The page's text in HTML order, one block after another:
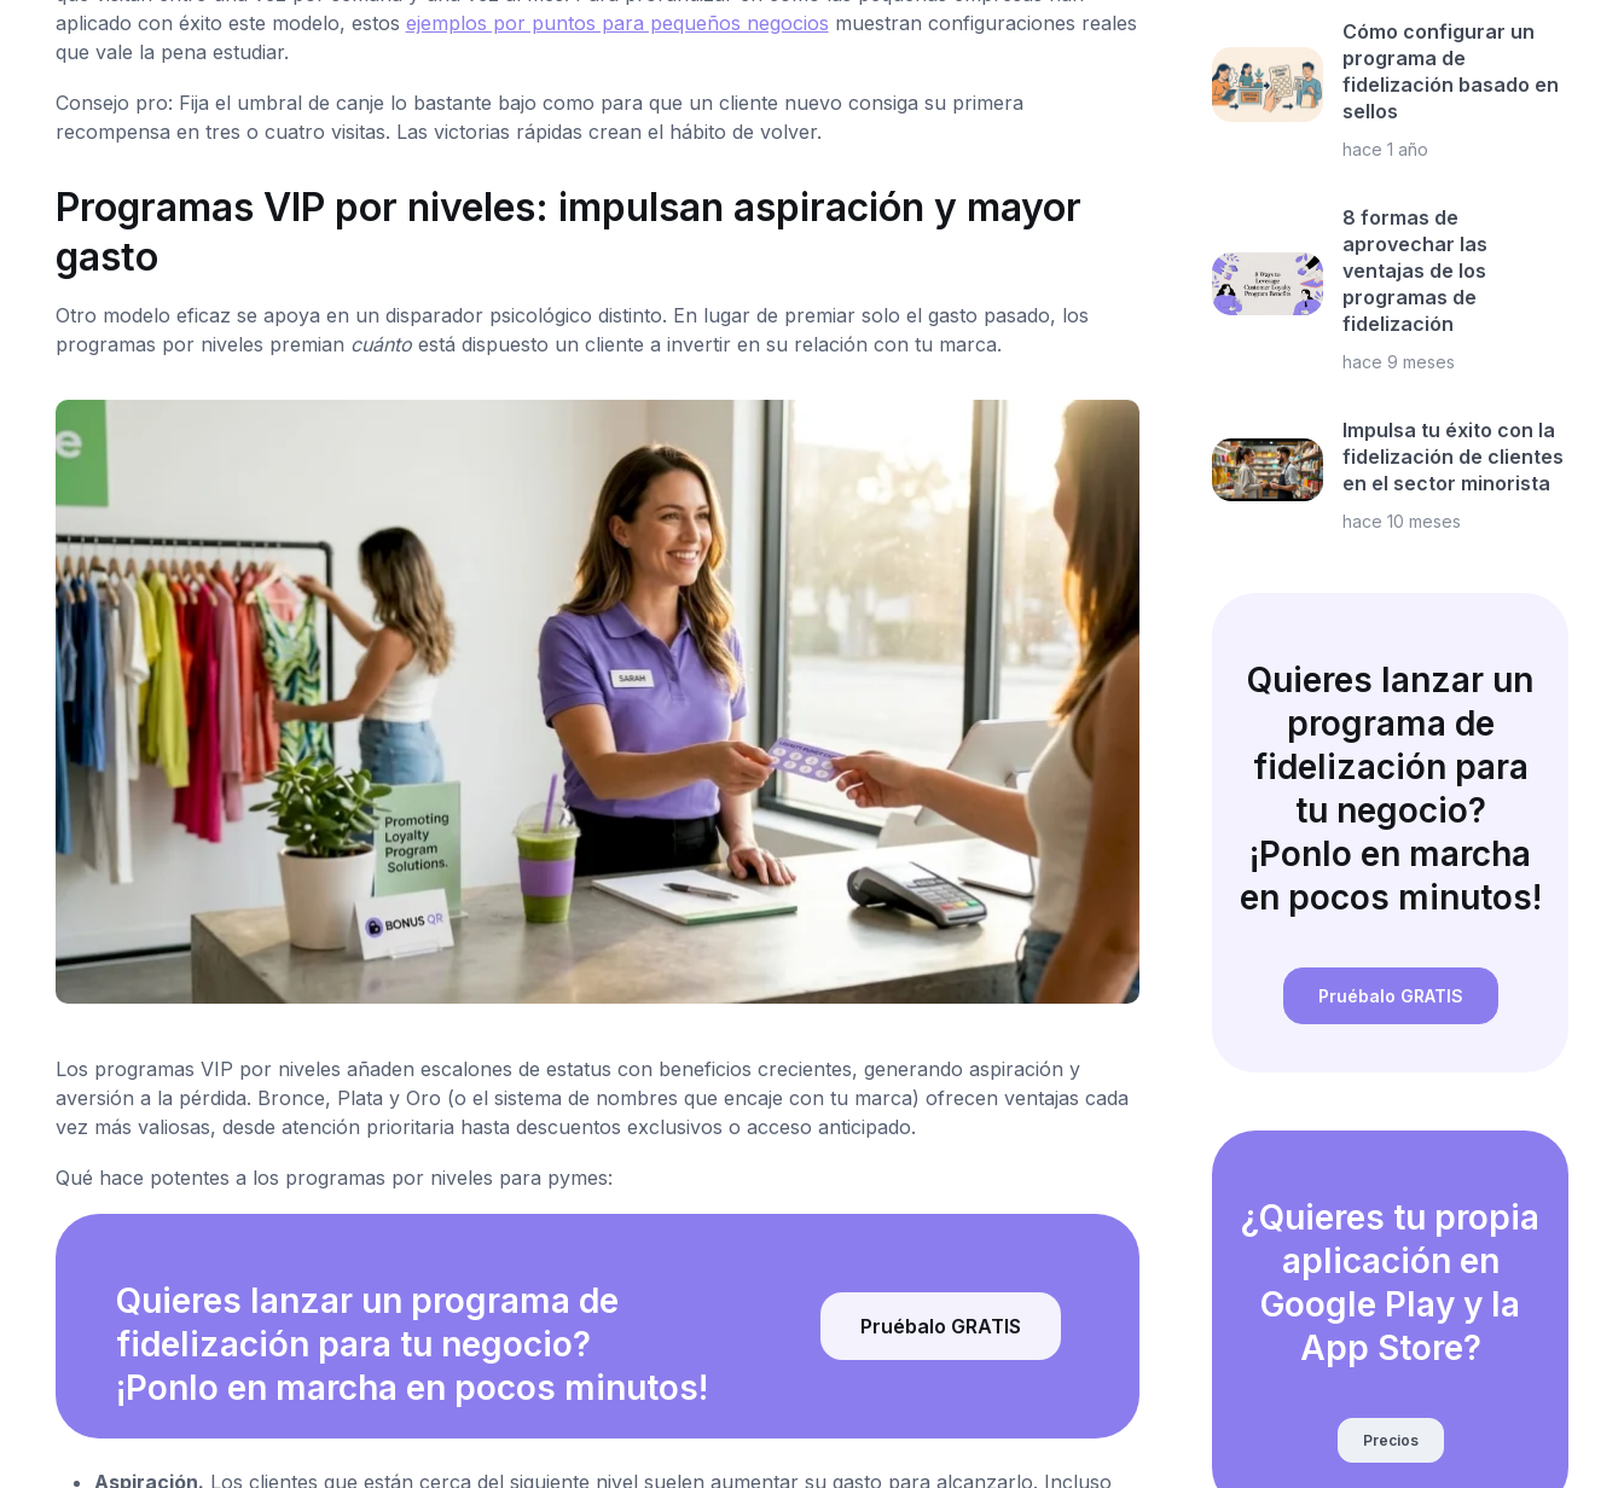
aplicado con éxito este modelo, estos ejemplos por puntos para pequeños negocios muestran configuraciones reales
que vale la pena estudiar.
Consejo pro: Fija el umbral de canje lo bastante bajo como para que un cliente nuevo consiga su primera
recompensa en tres o cuatro visitas. Las victorias rápidas crean el hábito de volver.
Programas VIP por niveles: impulsan aspiración y mayor
gasto
Otro modelo eficaz se apoya en un disparador psicológico distinto. En lugar de premiar solo el gasto pasado, los
programas por niveles premian cuántoestá dispuesto un cliente a invertir en su relación con tu marca.
Los programas VIP por niveles añaden escalones de estatus con beneficios crecientes, generando aspiración y
aversión a la pérdida. Bronce, Plata y Oro (o el sistema de nombres que encaje con tu marca) ofrecen ventajas cada
vez más valiosas, desde atención prioritaria hasta descuentos exclusivos o acceso anticipado.
Qué hace potentes a los programas por niveles para pymes:
Quieres lanzar un programa de
fidelización para tu negocio?
¡Ponlo en marcha en pocos minutos!
Pruébalo GRATIS
Aspiración. Los clientes que están cerca del siguiente nivel suelen aumentar su gasto para alcanzarlo. Incluso
Cómo configurar un
programa de
fidelización basado en
sellos
hace 1 año
8 formas de
aprovechar las
ventajas de los
programas de
fidelización
hace 9 meses
Impulsa tu éxito con la
fidelización de clientes
en el sector minorista
hace 10 meses
Quieres lanzar un
programa de
fidelización para
tu negocio?
¡Ponlo en marcha
en pocos minutos!
Pruébalo GRATIS
¿Quieres tu propia
aplicación en
Google Play y la
App Store?
Precios